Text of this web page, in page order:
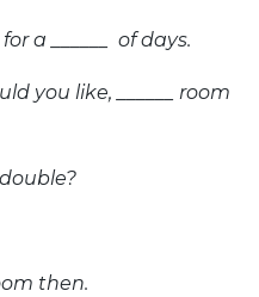
a ______ of days.
you like, ______ room
then.